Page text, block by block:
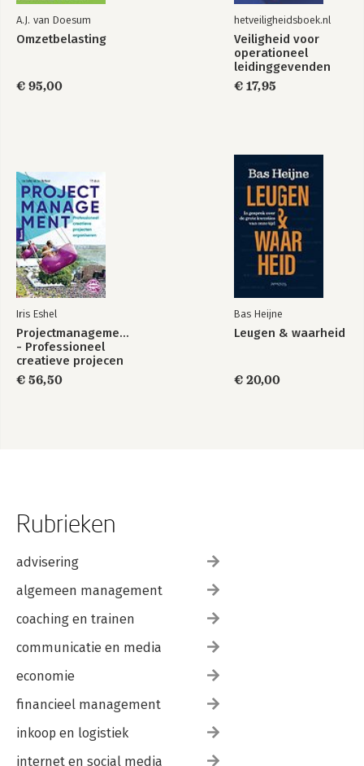
A.J. van Doesum
Omzetbelasting
€ 95,00
hetveiligheidsboek.nl
Veiligheid voor
operationeel
leidinggevenden
(VOL-VCA)
€ 17,95
Iris Eshel
Projectmanagement
- Professioneel
creatieve projecen
organiseren
€ 56,50
Bas Heijne
Leugen & waarheid
€ 20,00
Rubrieken
advisering
algemeen management
coaching en trainen
communicatie en media
economie
financieel management
inkoop en logistiek
internet en social media